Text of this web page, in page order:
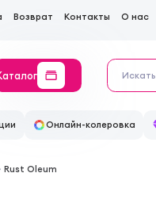
Возврат Контакты О нас
Онлайн-колеровка
Rust Oleum